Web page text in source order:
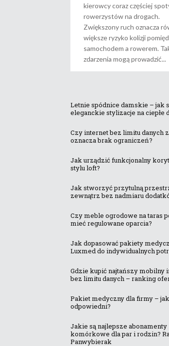
kierowcy coraz częściej
rowerzystów na drogach.
Zwiększony ruch oznacza
większe ryzyko kolizji
samochodem a rowerem.
zdarzenia mogą prowadzić
Letnie spódnice damskie – jak
eleganckie stylizacje na ciepłe
Czy internet bez limitu danych
oznacza brak ograniczeń?
Jak urządzić funkcjonalny
stylu loft?
Jak stworzyć przytulną
zewnątrz bez nadmiaru
Czy meble ogrodowe na taras
mieć regulowane oparcia?
Jak dopasować pakiety
Luxmed do indywidualnych
Gdzie kupić najtańszy mobilny
bez limitu danych – ranking
Pakiet medyczny dla firmy –
odpowiedni?
Jakie są najlepsze abonamenty
komórkowe dla par i rodzin?
Panwybierak